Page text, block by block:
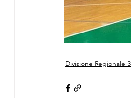
Divisione Regionale 3